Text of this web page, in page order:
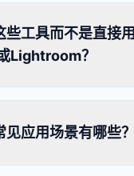
些工具而不是直接用
Lightroom？
应用场景有哪些？